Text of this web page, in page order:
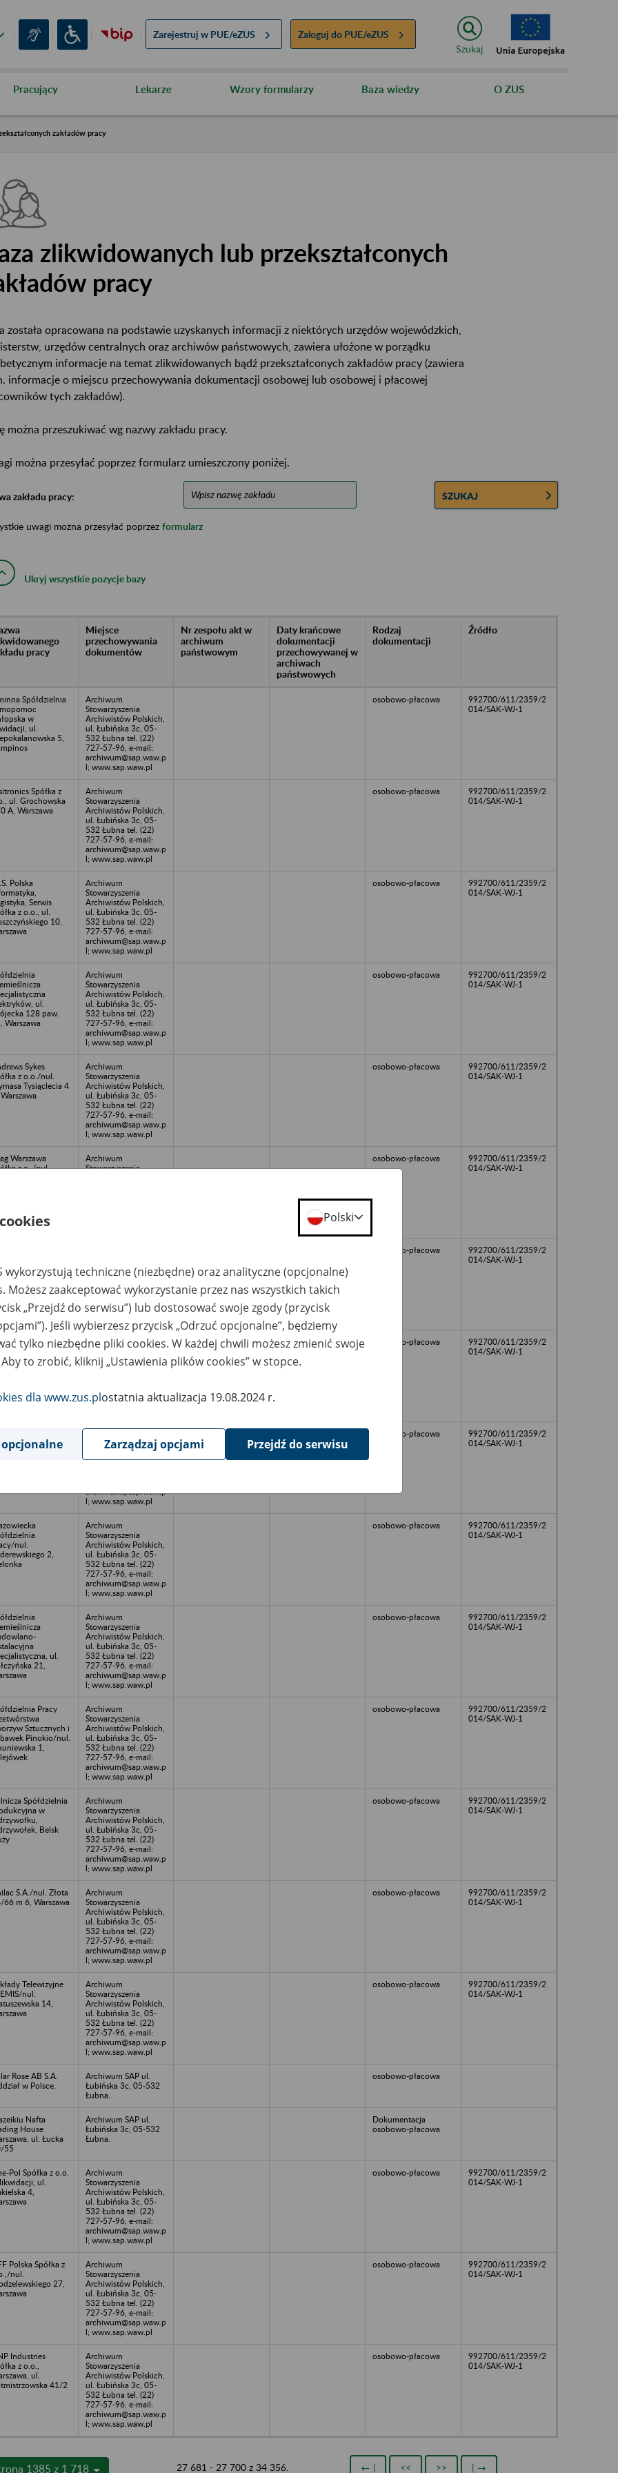
Zarejestruj w PUE/eZUS Zaloguj do PUE/eZUS
Szukaj
Pracujący Lekarze Wzory formularzy Baza wiedzy O ZUS
zakładów pracy
zlikwidowanych lub przekształconych
pracy
została opracowana na podstawie uzyskanych informacji z niektórych urzędów wojewódzkich,
urzędów centralnych oraz archiwów państwowych, zawiera ułożone w porządku
informacje na temat zlikwidowanych bądź przekształconych zakładów pracy (zawiera
informacje o miejscu przechowywania dokumentacji osobowej lub osobowej i płacowej
tych zakładów).
można przeszukiwać wg nazwy zakładu pracy.
można przesyłać poprzez formularz umieszczony poniżej.
zakładu pracy: SZUKAJ
uwagi można przesyłać poprzez formularz
Ukryj wszystkie pozycje bazy
pracy
Miejsce
przechowywania
dokumentów
Nr zespołu akt w
archiwum
państwowym
Daty krańcowe
dokumentacji
przechowywanej w
archiwach
państwowych
Rodzaj
dokumentacji
Źródło
Spółdzielnia
w
ul.
5,
Archiwum
Stowarzyszenia
Archiwistów Polskich,
ul. Łubińska 3c, 05-
532 Łubna tel. (22)
727-57-96, e-mail:
archiwum@sap.waw.p
l; www.sap.waw.pl
osobowo-płacowa
992700/611/2359/2
014/SAK-WJ-1
Spółka z
ul. Grochowska
A, Warszawa
Archiwum
Stowarzyszenia
Archiwistów Polskich,
ul. Łubińska 3c, 05-
532 Łubna tel. (22)
727-57-96, e-mail:
archiwum@sap.waw.p
l; www.sap.waw.pl
osobowo-płacowa
992700/611/2359/2
014/SAK-WJ-1
Polska
Serwis
z o.o., ul.
10,
Archiwum
Stowarzyszenia
Archiwistów Polskich,
ul. Łubińska 3c, 05-
532 Łubna tel. (22)
727-57-96, e-mail:
archiwum@sap.waw.p
l; www.sap.waw.pl
osobowo-płacowa
992700/611/2359/2
014/SAK-WJ-1
ul.
128 paw.
Warszawa
Archiwum
Stowarzyszenia
Archiwistów Polskich,
ul. Łubińska 3c, 05-
532 Łubna tel. (22)
727-57-96, e-mail:
archiwum@sap.waw.p
l; www.sap.waw.pl
osobowo-płacowa
992700/611/2359/2
014/SAK-WJ-1
Sykes
z o.o./nul.
Tysiąclecia 4
Archiwum
Stowarzyszenia
Archiwistów Polskich,
ul. Łubińska 3c, 05-
532 Łubna tel. (22)
727-57-96, e-mail:
archiwum@sap.waw.p
l; www.sap.waw.pl
osobowo-płacowa
992700/611/2359/2
014/SAK-WJ-1
Warszawa
z o.,/nul.
Archiwum
Stowarzyszenia
osobowo-płacowa
992700/611/2359/2
014/SAK-WJ-1
Warszawa
Archiwistów Polskich,
ul. Łubińska 3c, 05-
532 Łubna tel. (22)
727-57-96, e-mail:
archiwum@sap.waw.p
osobowo-płacowa
992700/611/2359/2
014/SAK-WJ-1
Projekt
z o.o.; ul.
8A,
Archiwum
Stowarzyszenia
Archiwistów Polskich,
ul. Łubińska 3c, 05-
archiwum@sap.waw.p
osobowo-płacowa
992700/611/2359/2
014/SAK-WJ-1
Office ul.
Stowarzyszenia
Archiwistów Polskich,
ul. Łubińska 3c, 05-
archiwum@sap.waw.p
l; www.sap.waw.pl
osobowo-płacowa
992700/611/2359/2
014/SAK-WJ-1
nul.
2,
Archiwum
Stowarzyszenia
Archiwistów Polskich,
ul. Łubińska 3c, 05-
532 Łubna tel. (22)
727-57-96, e-mail:
archiwum@sap.waw.p
l; www.sap.waw.pl
osobowo-płacowa
992700/611/2359/2
014/SAK-WJ-1
ul.
21,
Archiwum
Stowarzyszenia
Archiwistów Polskich,
ul. Łubińska 3c, 05-
532 Łubna tel. (22)
727-57-96, e-mail:
archiwum@sap.waw.p
l; www.sap.waw.pl
osobowo-płacowa
992700/611/2359/2
014/SAK-WJ-1
Pracy
Sztucznych i
Pinokio/nul.
1,
Archiwum
Stowarzyszenia
Archiwistów Polskich,
ul. Łubińska 3c, 05-
532 Łubna tel. (22)
727-57-96, e-mail:
archiwum@sap.waw.p
l; www.sap.waw.pl
osobowo-płacowa
992700/611/2359/2
014/SAK-WJ-1
Spółdzielnia
w
Belsk
Archiwum
Stowarzyszenia
Archiwistów Polskich,
ul. Łubińska 3c, 05-
532 Łubna tel. (22)
727-57-96, e-mail:
archiwum@sap.waw.p
l; www.sap.waw.pl
osobowo-płacowa
992700/611/2359/2
014/SAK-WJ-1
S.A./nul. Złota
66 m 6, Warszawa
Archiwum
Stowarzyszenia
Archiwistów Polskich,
ul. Łubińska 3c, 05-
532 Łubna tel. (22)
727-57-96, e-mail:
archiwum@sap.waw.p
l; www.sap.waw.pl
osobowo-płacowa
992700/611/2359/2
014/SAK-WJ-1
Telewizyjne
nul.
14,
Archiwum
Stowarzyszenia
Archiwistów Polskich,
ul. Łubińska 3c, 05-
532 Łubna tel. (22)
727-57-96, e-mail:
archiwum@sap.waw.p
l; www.sap.waw.pl
osobowo-płacowa
992700/611/2359/2
014/SAK-WJ-1
Rose AB S.A.
w Polsce.
Archiwum SAP ul.
Łubińska 3c, 05-532
Łubna.
osobowo-płacowa
Nafta
House
ul. Łucka
55
Archiwum SAP ul.
Łubińska 3c, 05-532
Łubna.
Dokumentacja
osobowo-płacowa
Pol Spółka z o.o.
ul.
4,
Archiwum
Stowarzyszenia
Archiwistów Polskich,
ul. Łubińska 3c, 05-
532 Łubna tel. (22)
727-57-96, e-mail:
archiwum@sap.waw.p
l; www.sap.waw.pl
osobowo-płacowa
992700/611/2359/2
014/SAK-WJ-1
Polska Spółka z
nul.
27,
Archiwum
Stowarzyszenia
Archiwistów Polskich,
ul. Łubińska 3c, 05-
532 Łubna tel. (22)
727-57-96, e-mail:
archiwum@sap.waw.p
l; www.sap.waw.pl
osobowo-płacowa
992700/611/2359/2
014/SAK-WJ-1
Industries
z o.o.,
ul.
41/2
Archiwum
Stowarzyszenia
Archiwistów Polskich,
ul. Łubińska 3c, 05-
532 Łubna tel. (22)
727-57-96, e-mail:
archiwum@sap.waw.p
l; www.sap.waw.pl
osobowo-płacowa
992700/611/2359/2
014/SAK-WJ-1
1385 z 1 718 27 681 - 27 700 z 34 356. ← | << >> | →
Polski
wykorzystują techniczne (niezbędne) oraz analityczne (opcjonalne)
Możesz zaakceptować wykorzystanie przez nas wszystkich takich
„Przejdź do serwisu”) lub dostosować swoje zgody (przycisk
Jeśli wybierzesz przycisk „Odrzuć opcjonalne”, będziemy
tylko niezbędne pliki cookies. W każdej chwili możesz zmienić swoje
to zrobić, kliknij „Ustawienia plików cookies” w stopce.
dla www.zus.plostatnia aktualizacja 19.08.2024 r.
Zarządzaj opcjami Przejdź do serwisu